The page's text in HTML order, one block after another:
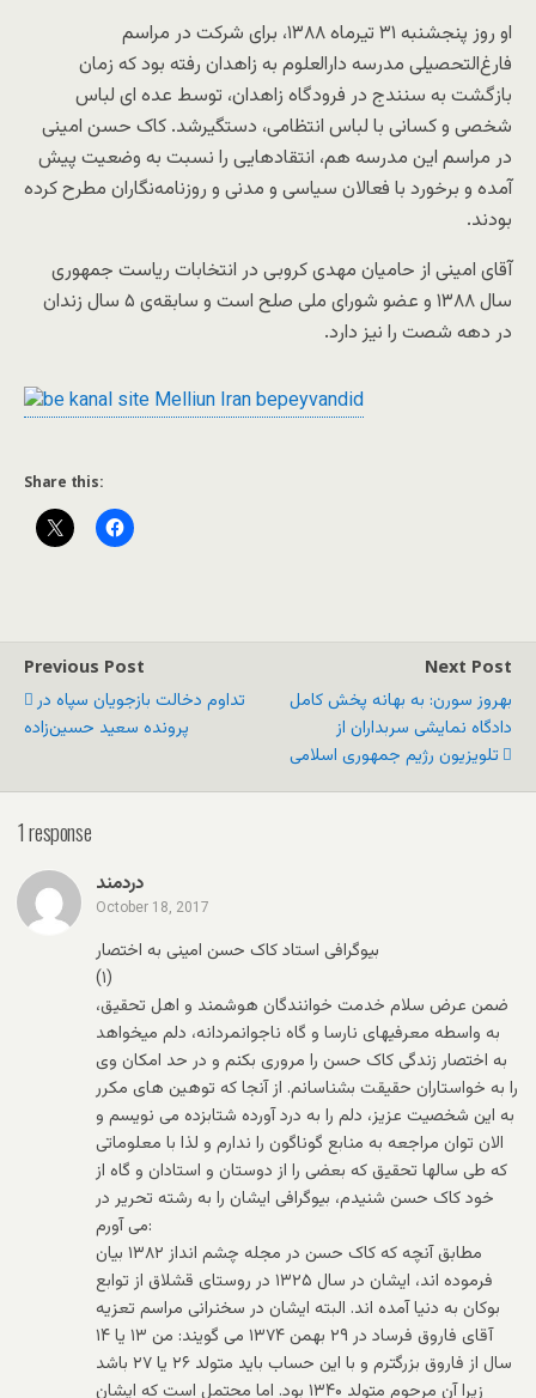
او روز پنجشنبه ۳۱ تیرماه ۱۳۸۸، برای شرکت در مراسم
فارغ‌التحصیلی مدرسه دارالعلوم به زاهدان رفته بود که زمان
بازگشت به سنندج در فرودگاه زاهدان، توسط عده ای لباس
شخصی و کسانی با لباس انتظامی، دستگیرشد. کاک حسن امینی
در مراسم این مدرسه هم، انتقادهایی را نسبت به وضعیت پیش
آمده و برخورد با فعالان سیاسی و مدنی و روزنامه‌نگاران مطرح کرده
بودند.
آقای امینی از حامیان مهدی کروبی در انتخابات ریاست جمهوری
سال ۱۳۸۸ و عضو شورای ملی صلح است و سابقه‌ی ۵ سال زندان
در دهه شصت را نیز دارد.
Share this:
Previous Post
تداوم دخالت بازجویان سپاه در
پرونده سعید حسین‌زاده
Next Post
بهروز سورن: به بهانه پخش کامل
دادگاه نمایشی سربداران از
تلویزیون رژیم جمهوری اسلامی
1 response
دردمند
October 18, 2017
بیوگرافی استاد کاک حسن امینی به اختصار
(۱)
ضمن عرض سلام خدمت خوانندگان هوشمند و اهل تحقیق،
به واسطه معرفیهای نارسا و گاه ناجوانمردانه، دلم میخواهد
به اختصار زندگی کاک حسن را مروری بکنم و در حد امکان وی
را به خواستاران حقیقت بشناسانم. از آنجا که توهین های مکرر
به این شخصیت عزیز، دلم را به درد آورده شتابزده می نویسم و
الان توان مراجعه به منابع گوناگون را ندارم و لذا با معلوماتی
که طی سالها تحقیق که بعضی را از دوستان و استادان و گاه از
خود کاک حسن شنیدم، بیوگرافی ایشان را به رشته تحریر در
می آورم:
مطابق آنچه که کاک حسن در مجله چشم انداز ۱۳۸۲ بیان
فرموده اند، ایشان در سال ۱۳۲۵ در روستای قشلاق از توابع
بوکان به دنیا آمده اند. البته ایشان در سخنرانی مراسم تعزیه
آقای فاروق فرساد در ۲۹ بهمن ۱۳۷۴ می گویند: من ۱۳ یا ۱۴
سال از فاروق بزرگترم و با این حساب باید متولد ۲۶ یا ۲۷ باشد
زیرا آن مرحوم متولد ۱۳۴۰ بود. اما محتمل است که ایشان